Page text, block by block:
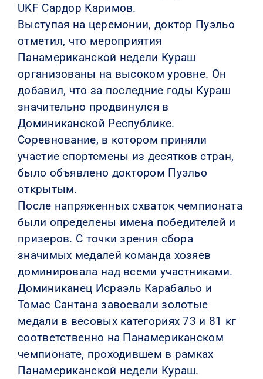
UKF Сардор Каримов.
Выступая на церемонии, доктор Пуэльо
отметил, что мероприятия
Панамериканской недели Кураш
организованы на высоком уровне. Он
добавил, что за последние годы Кураш
значительно продвинулся в
Доминиканской Республике.
Соревнование, в котором приняли
участие спортсмены из десятков стран,
было объявлено доктором Пуэльо
открытым.
После напряженных схваток чемпионата
были определены имена победителей и
призеров. С точки зрения сбора
значимых медалей команда хозяев
доминировала над всеми участниками.
Доминиканец Исраэль Карабальо и
Томас Сантана завоевали золотые
медали в весовых категориях 73 и 81 кг
соответственно на Панамериканском
чемпионате, проходившем в рамках
Панамериканской недели Кураш.